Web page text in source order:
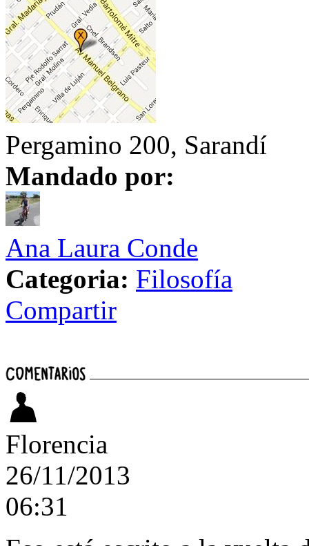
Pergamino 200, Sarandí
Mandado por:
Ana Laura Conde
Categoria: Filosofía
Compartir
Florencia
26/11/2013
06:31